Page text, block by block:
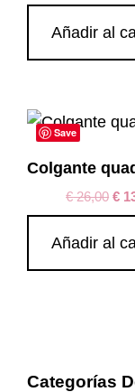
Añadir al
Save
Colgante
€26,00 €
Añadir al
Categorías